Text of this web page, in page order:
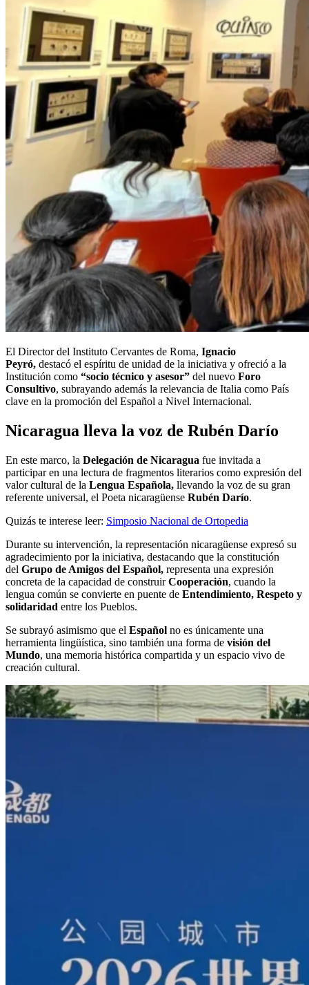
El Director del Instituto Cervantes de Roma, Ignacio
Peyró, destacó el espíritu de unidad de la iniciativa y ofreció a la
Institución como “socio técnico y asesor” del nuevo Foro
Consultivo, subrayando además la relevancia de Italia como País
clave en la promoción del Español a Nivel Internacional.
Nicaragua lleva la voz de Rubén Darío
En este marco, la Delegación de Nicaragua fue invitada a
participar en una lectura de fragmentos literarios como expresión del
valor cultural de la Lengua Española, llevando la voz de su gran
referente universal, el Poeta nicaragüense Rubén Darío.
Quizás te interese leer: Simposio Nacional de Ortopedia
Durante su intervención, la representación nicaragüense expresó su
agradecimiento por la iniciativa, destacando que la constitución
del Grupo de Amigos del Español, representa una expresión
concreta de la capacidad de construirCooperación, cuando la
lengua común se convierte en puente de Entendimiento, Respeto y
solidaridad entre los Pueblos.
Se subrayó asimismo que el Español no es únicamente una
herramienta lingüística, sino también una forma de visión del
Mundo, una memoria histórica compartida y un espacio vivo de
creación cultural.